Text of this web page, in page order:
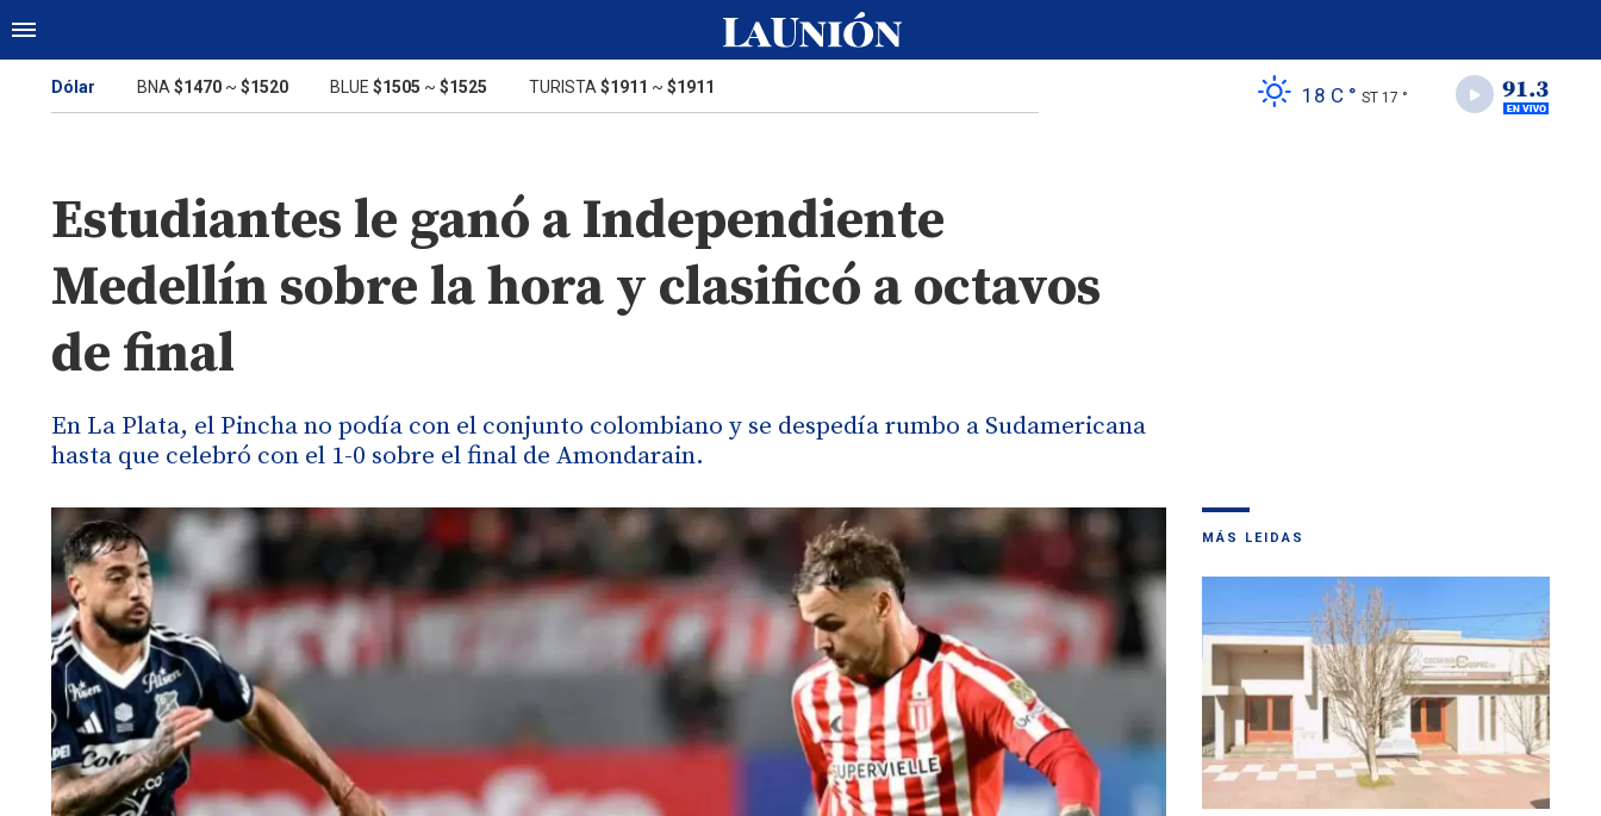
Dólar BNA $1470 ~ $1520 BLUE $1505 ~ $1525 TURISTA $1911 ~ $1911 18 C ° ST 17 °
Estudiantes le ganó a Independiente
Medellín sobre la hora y clasificó a octavos
de final
En La Plata, el Pincha no podía con el conjunto colombiano y se despedía rumbo a Sudamericana
hasta que celebró con el 1-0 sobre el final de Amondarain.
MÁS LEIDAS